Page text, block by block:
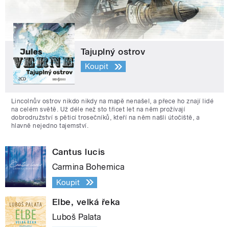
Tajuplný ostrov
Koupit
Lincolnův ostrov nikdo nikdy na mapě nenašel, a přece ho znají lidé
na celém světě. Už déle než sto třicet let na něm prožívají
dobrodružství s pěticí trosečníků, kteří na něm našli útočiště, a
hlavně nejedno tajemství.
Cantus lucis
Carmina Bohemica
Koupit
Elbe, velká řeka
Luboš Palata